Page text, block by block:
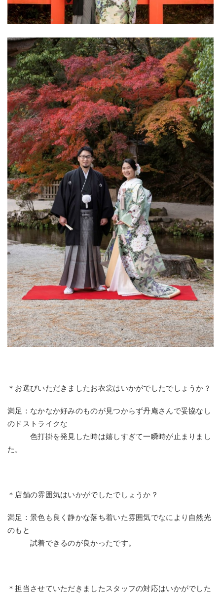
＊お選びいただきましたお衣裳はいかがでしたでしょうか？
満足：なかなか好みのものが見つからず丹庵さんで妥協なし
のドストライクな
色打掛を発見した時は嬉しすぎて一瞬時が止まりまし
た。
＊店舗の雰囲気はいかがでしたでしょうか？
満足：景色も良く静かな落ち着いた雰囲気でなにより自然光
のもと
試着できるのが良かったです。
＊担当させていただきましたスタッフの対応はいかがでした